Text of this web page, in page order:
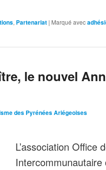
, Partenariat | Marqué avec
le nouvel
des Pyrénées Ariégeoises
L’association Office